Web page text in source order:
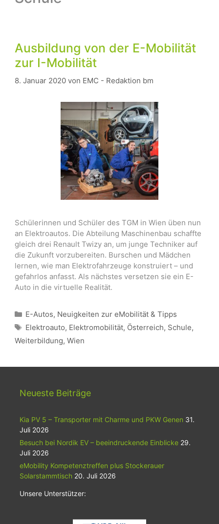
Ausbildung von der E-Mobilität
zur I-Mobilität
8. Januar 2020 von EMC - Redaktion bm
Schülerinnen und Schüler des TGM in Wien üben nun
an Elektroautos. Die Abteilung Maschinenbau schaffte
gleich drei Renault Twizy an, um junge Techniker auf
die Zukunft vorzubereiten. Burschen und Mädchen
lernen, wie man Elektrofahrzeuge konstruiert – und
gefahrlos anfasst. Als nächstes versetzen sie ein E-
Auto in die virtuelle Realität.
Kategorien
E-Autos, Neuigkeiten zur eMobilität & Tipps
Schlagwörter
Elektroauto, Elektromobilität, Österreich, Schule,
Weiterbildung, Wien
Neueste Beiträge
Kia PV 5 – Transporter mit Charme und PKW Genen 31.
Juli 2026
Besuch bei Nordik EV – beeindruckende Einblicke 29.
Juli 2026
eMobility Kompetenztreffen plus Stockerauer
Solarstammtisch 20. Juli 2026
Unsere Unterstützer: